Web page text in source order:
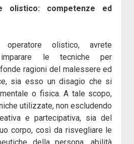
olistico: competenze ed
olistico, avrete
imparare le tecniche per
ragioni del malessere ed
sia esso un disagio che si
o fisica. A tale scopo,
utilizzate, non escludendo
e partecipativa, sia del
corpo, così da risvegliare le